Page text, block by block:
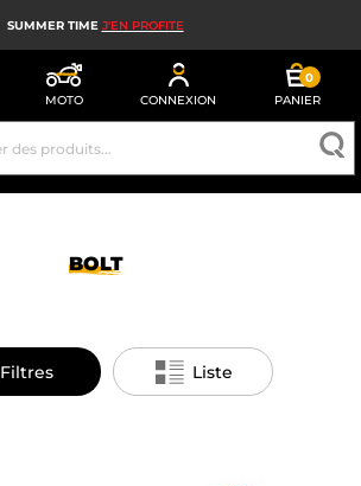
SUMMER TIME J'EN PROFITE
MOTO CONNEXION
0
PANIER
MOTO
MOTO HOMME
MOTO
BOLT
Filtres Liste